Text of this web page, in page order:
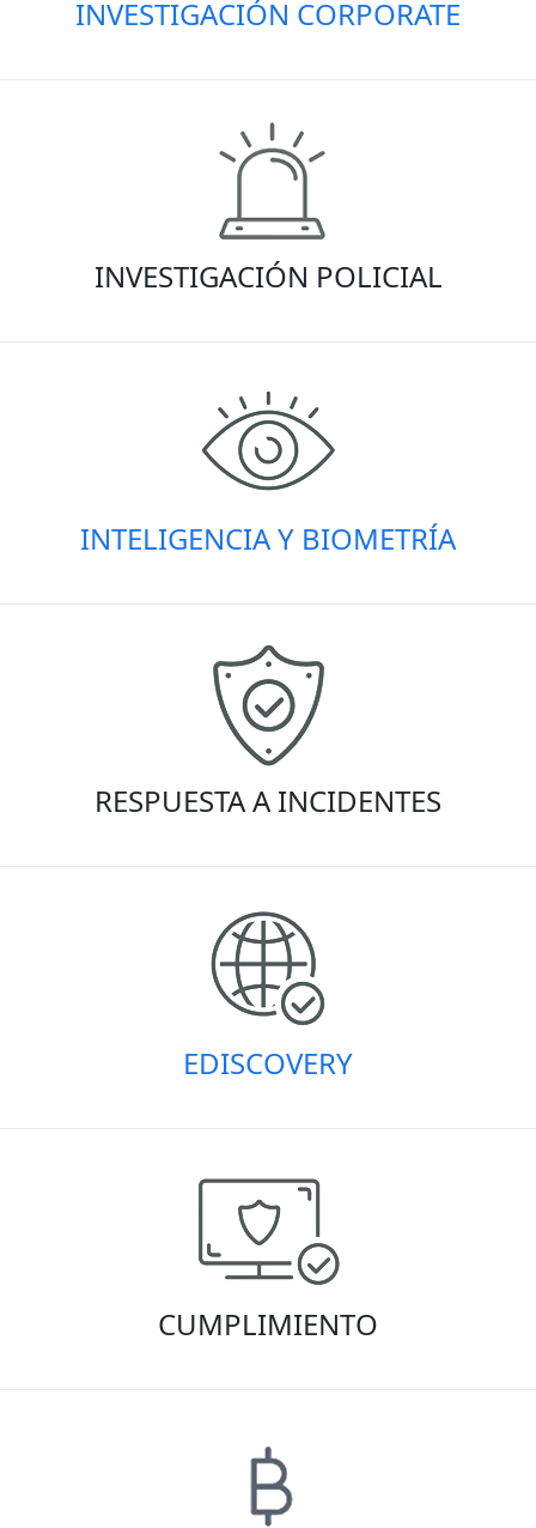
INVESTIGACIÓN CORPORATE
INVESTIGACIÓN POLICIAL
INTELIGENCIA Y BIOMETRÍA
RESPUESTA A INCIDENTES
EDISCOVERY
CUMPLIMIENTO